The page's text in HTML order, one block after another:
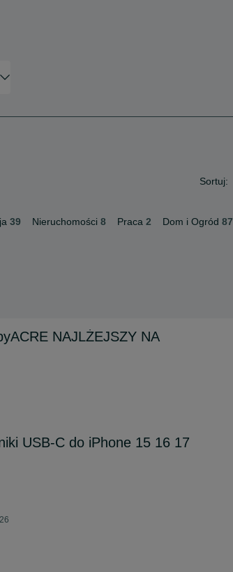
Sortuj:
39 Nieruchomości 8 Praca 2 Dom i Ogród 87
NAJLŻEJSZY NA
USB-C do iPhone 15 16 17